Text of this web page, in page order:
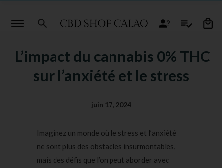
L’impact du cannabis 0% THC
sur l’anxiété et le stress
juin 17, 2024
Imaginez un monde où le stress et l’anxiété
ne sont plus des obstacles insurmontables,
mais des défis que l’on peut aborder avec